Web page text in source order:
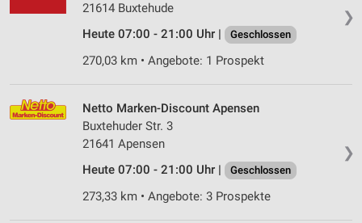
❯
21614 Buxtehude
Heute 07:00 - 21:00 Uhr |
Geschlossen
270,03 km • Angebote: 1 Prospekt
❯
Netto Marken-Discount Apensen
Buxtehuder Str. 3
21641 Apensen
Heute 07:00 - 21:00 Uhr |
Geschlossen
273,33 km • Angebote: 3 Prospekte